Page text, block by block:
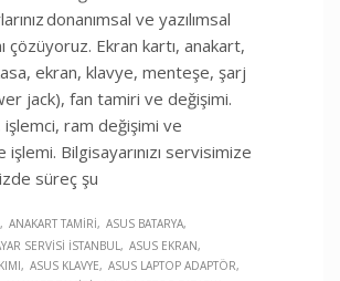
donanımsal ve yazılımsal
çözüyoruz. Ekran kartı, anakart,
ekran, klavye, menteşe, şarj
jack), fan tamiri ve değişimi.
ram değişimi ve
Bilgisayarınızı servisimize
süreç şu
ANAKART TAMIRI
ASUS BATARYA
SERVISI İSTANBUL
ASUS EKRAN
ASUS KLAVYE
ASUS LAPTOP ADAPTÖR